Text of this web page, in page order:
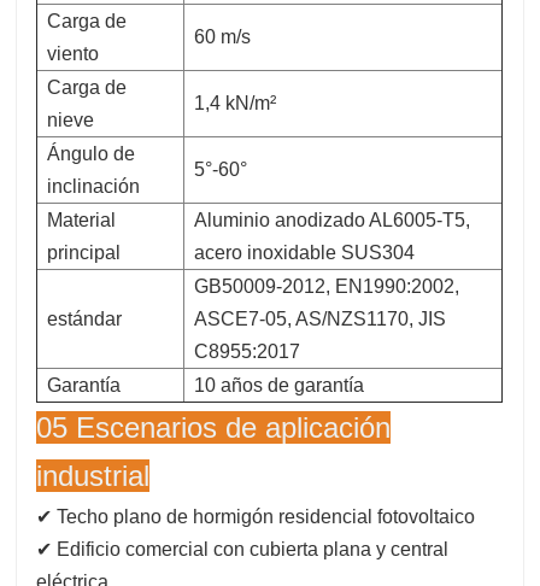
Carga de
viento
60 m/s
Carga de
nieve
1,4 kN/m²
Ángulo de
inclinación
5°-60°
Material
principal
Aluminio anodizado AL6005-T5,
acero inoxidable SUS304
estándar
GB50009-2012, EN1990:2002,
ASCE7-05, AS/NZS1170, JIS
C8955:2017
Garantía
10 años de garantía
05 Escenarios de aplicación
industrial
✔ Techo plano de hormigón residencial fotovoltaico
✔ Edificio comercial con cubierta plana y central